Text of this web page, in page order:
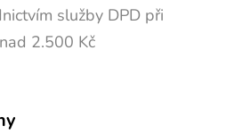
služby DPD při
2.500 Kč